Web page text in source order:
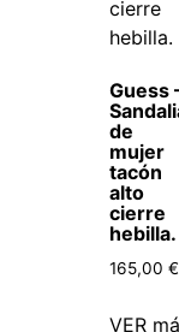
Guess
de
mujer
tacón
alto
cierre
hebilla.
165,00 €
VER